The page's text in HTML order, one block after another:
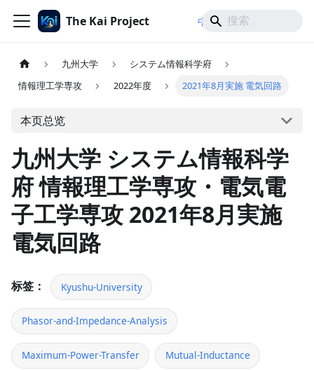
The Kai Project 中文/ 日本語
九州大学
システム情報科学府
情報理工学専攻
2022年度 2021年8月実施 電気回路
本页总览
九州大学 システム情報科学
府 情報理工学専攻・電気電
子工学専攻 2021年8月実施
電気回路
标签： Kyushu-University
Phasor-and-Impedance-Analysis
Maximum-Power-Transfer Mutual-Inductance